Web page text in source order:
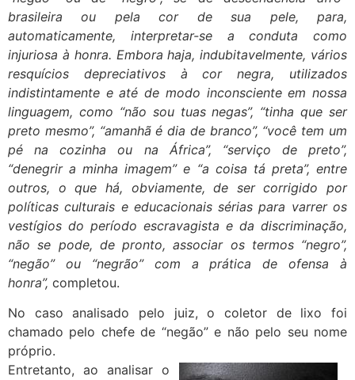
brasileira ou pela cor de sua pele, para,
automaticamente, interpretar-se a conduta como
injuriosa à honra. Embora haja, indubitavelmente, vários
resquícios depreciativos à cor negra, utilizados
indistintamente e até de modo inconsciente em nossa
linguagem, como “não sou tuas negas”, “tinha que ser
preto mesmo”, “amanhã é dia de branco”, “você tem um
pé na cozinha ou na África”, “serviço de preto”,
“denegrir a minha imagem” e “a coisa tá preta”, entre
outros, o que há, obviamente, de ser corrigido por
políticas culturais e educacionais sérias para varrer os
vestígios do período escravagista e da discriminação,
não se pode, de pronto, associar os termos “negro”,
“negão” ou “negrão” com a prática de ofensa à
honra”, completou.
No caso analisado pelo juiz, o coletor de lixo foi
chamado pelo chefe de “negão” e não pelo seu nome
próprio.
Entretanto, ao analisar o